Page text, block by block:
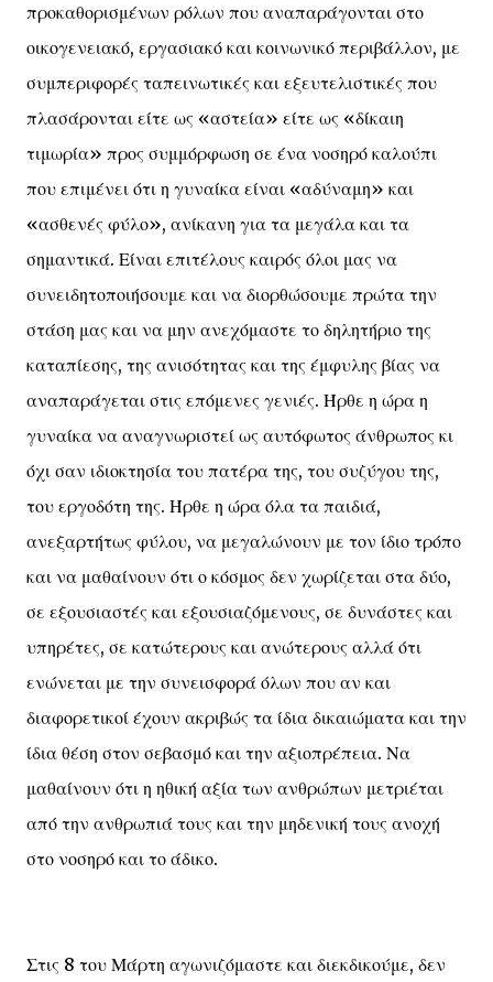
προκαθορισμένων ρόλων που αναπαράγονται στο
οικογενειακό, εργασιακό και κοινωνικό περιβάλλον, με
συμπεριφορές ταπεινωτικές και εξευτελιστικές που
πλασάρονται είτε ως «αστεία» είτε ως «δίκαιη
τιμωρία» προς συμμόρφωση σε ένα νοσηρό καλούπι
που επιμένει ότι η γυναίκα είναι «αδύναμη» και
«ασθενές φύλο», ανίκανη για τα μεγάλα και τα
σημαντικά. Είναι επιτέλους καιρός όλοι μας να
συνειδητοποιήσουμε και να διορθώσουμε πρώτα την
στάση μας και να μην ανεχόμαστε το δηλητήριο της
καταπίεσης, της ανισότητας και της έμφυλης βίας να
αναπαράγεται στις επόμενες γενιές. Ήρθε η ώρα η
γυναίκα να αναγνωριστεί ως αυτόφωτος άνθρωπος κι
όχι σαν ιδιοκτησία του πατέρα της, του συζύγου της,
του εργοδότη της. Ήρθε η ώρα όλα τα παιδιά,
ανεξαρτήτως φύλου, να μεγαλώνουν με τον ίδιο τρόπο
και να μαθαίνουν ότι ο κόσμος δεν χωρίζεται στα δύο,
σε εξουσιαστές και εξουσιαζόμενους, σε δυνάστες και
υπηρέτες, σε κατώτερους και ανώτερους αλλά ότι
ενώνεται με την συνεισφορά όλων που αν και
διαφορετικοί έχουν ακριβώς τα ίδια δικαιώματα και την
ίδια θέση στον σεβασμό και την αξιοπρέπεια. Να
μαθαίνουν ότι η ηθική αξία των ανθρώπων μετριέται
από την ανθρωπιά τους και την μηδενική τους ανοχή
στο νοσηρό και το άδικο.
Στις 8 του Μάρτη αγωνιζόμαστε και διεκδικούμε, δεν